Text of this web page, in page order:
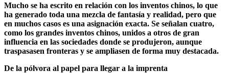
Mucho se ha escrito en relación con los inventos chinos, lo que
ha generado toda una mezcla de fantasía y realidad, pero que
en muchos casos es una asignación exacta. Se señalan cuatro,
como los grandes inventos chinos, unidos a otros de gran
influencia en las sociedades donde se produjeron, aunque
traspasasen fronteras y se ampliasen de forma muy destacada.
De la pólvora al papel para llegar a la imprenta